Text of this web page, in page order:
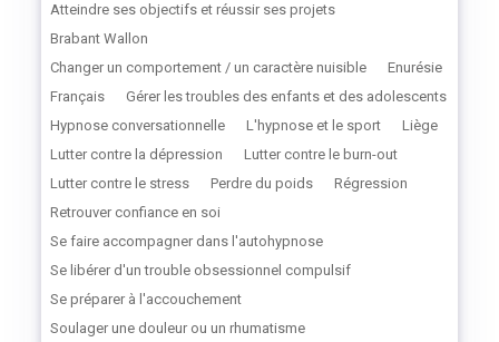
Atteindre ses objectifs et réussir ses projets
Brabant Wallon
Changer un comportement / un caractère nuisible
Enurésie
Français
Gérer les troubles des enfants et des adolescents
Hypnose conversationnelle
L'hypnose et le sport
Liège
Lutter contre la dépression
Lutter contre le burn-out
Lutter contre le stress
Perdre du poids
Régression
Retrouver confiance en soi
Se faire accompagner dans l'autohypnose
Se libérer d'un trouble obsessionnel compulsif
Se préparer à l'accouchement
Soulager une douleur ou un rhumatisme